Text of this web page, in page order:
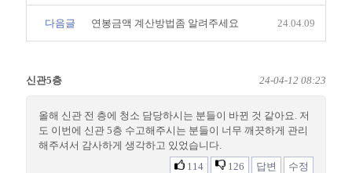
다음글 연봉금액 계산방법좀 알려주세요 24.04.09
신관5층 24-04-12 08:23
올해 신관 전 층에 청소 담당하시는 분들이 바뀐 것 같아요. 저
도 이번에 신관 5층 수고해주시는 분들이 너무 깨끗하게 관리
해주셔서 감사하게 생각하고 있었습니다.
114
126 답변 수정